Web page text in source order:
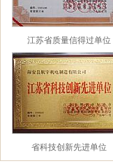
江苏省质量信得过单位
省科技创新先进单位